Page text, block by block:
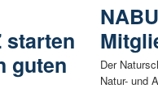
starten
guten
Der
Natur- und